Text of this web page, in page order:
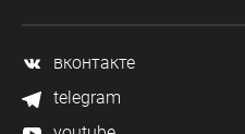
вконтакте
telegram